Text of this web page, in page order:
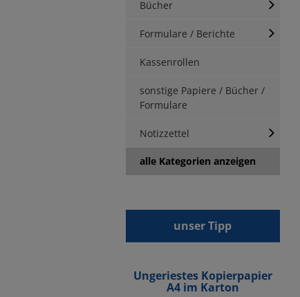
Bücher
Formulare / Berichte
Kassenrollen
sonstige Papiere / Bücher /
Formulare
Notizzettel
alle Kategorien anzeigen
unser Tipp
Ungeriestes Kopierpapier
A4 im Karton